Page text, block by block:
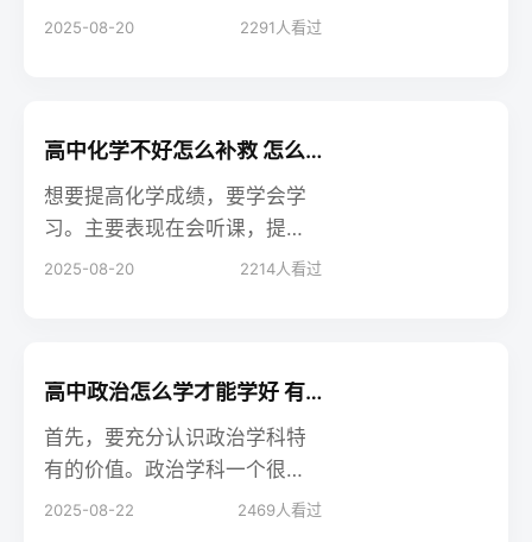
量、守恒法、估算法、差量法
2025-08-20 2291 人看过
高中化学不好怎么补救 怎么提分快
想要提高化学成绩，要学会学
习。主要表现在会听课，提前
预习新课，错题要及时改正并
走，要知道自己哪里学会了，
救。
2025-08-20 2214人看过
高中政治怎么学才能学好 有哪些方法
首先，要充分认识政治学科特
有的价值。政治学科一个很重
要的价值体现在，它是人们认
2025-08-22 2469人看过